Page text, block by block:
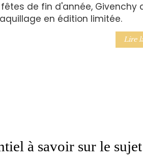
de fin d'année, Givenchy
en édition limitée.
Lire
à savoir sur le sujet